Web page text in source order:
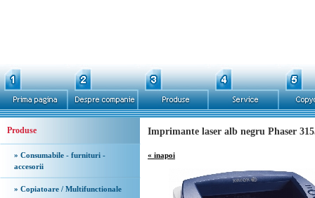
Produse
» Consumabile - furnituri -
accesorii
» Copiatoare / Multifunctionale
Imprimante laser alb negru Phaser
« inapoi